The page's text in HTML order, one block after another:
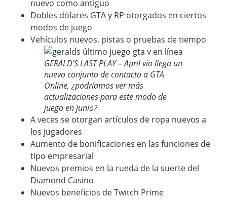
nuevo como antiguo
Dobles dólares GTA y RP otorgados en ciertos
modos de juego
Vehículos nuevos, pistas o pruebas de tiempo
GERALD’S LAST PLAY – April vio llega un
nuevo conjunto de contacto a GTA
Online, ¿podríamos ver más
actualizaciones para este modo de
juego en junio?
A veces se otorgan artículos de ropa nuevos a
los jugadores
Aumento de bonificaciones en las funciones de
tipo empresarial
Nuevos premios en la rueda de la suerte del
Diamond Casino
Nuevos beneficios de Twitch Prime